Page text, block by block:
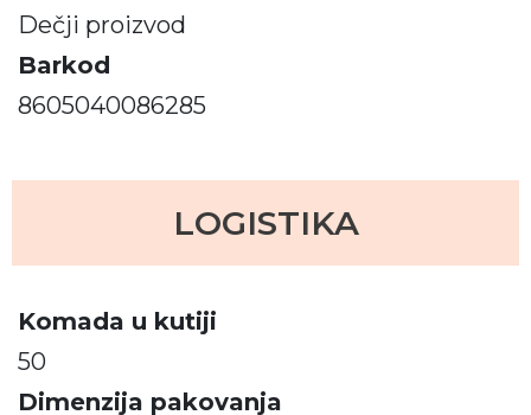
Dečji proizvod
Barkod
8605040086285
LOGISTIKA
Komada u kutiji
50
Dimenzija pakovanja